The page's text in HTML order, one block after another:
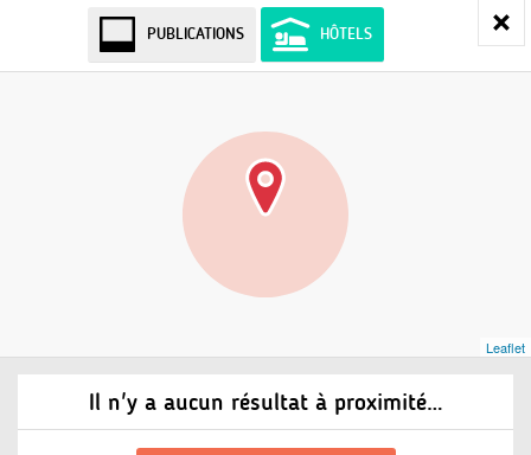
PUBLICATIONS HÔTELS
Il n'y a aucun résultat à proximité…
Leaflet